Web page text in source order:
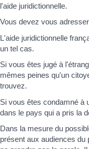
l'aide juridictionnelle.
Vous devez vous
L'aide juridictionnelle
un tel cas.
Si vous êtes jugé à
mêmes peines qu'un
trouvez.
Si vous êtes condamné à
dans le pays qui a pris la
Dans la mesure du
présent aux audiences